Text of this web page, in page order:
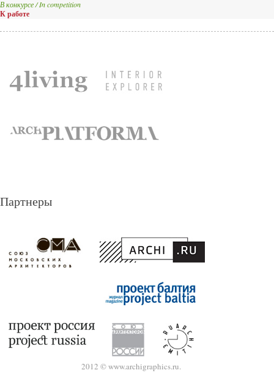
В конкурсе / In competition
К работе
Партнеры
2012 © www.archigraphics.ru.